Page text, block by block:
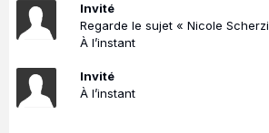
Invité
Regarde le sujet « Nicole
À l’instant
Invité
À l’instant